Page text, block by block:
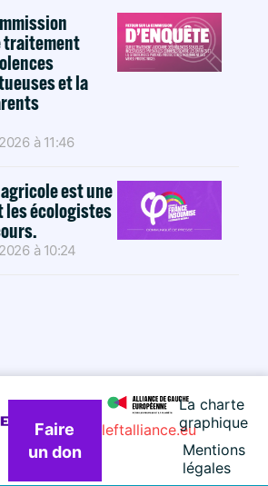
traitement
et la
à 11:46
est une
les écologistes
à 10:24
Faire
un don
La charte
graphique
Mentions
légales
leftalliance.eu